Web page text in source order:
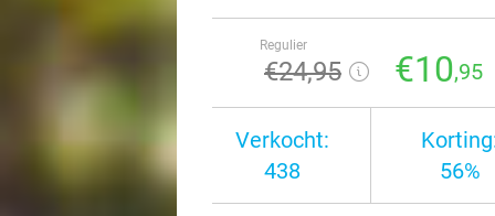
Regulier
€24,95 €10,95
Verkocht:
438
56%